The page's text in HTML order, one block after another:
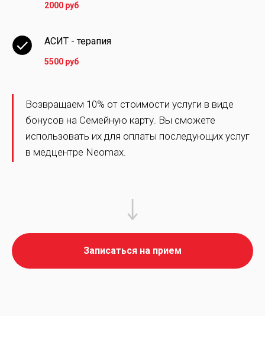
2000 руб
АСИТ - терапия
5500 руб
Возвращаем 10% от стоимости услуги в виде
бонусов на Семейную карту. Вы сможете
использовать их для оплаты последующих услуг
в медцентре Neomax.
Записаться на прием